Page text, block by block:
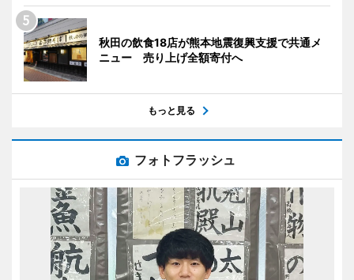
秋田の飲食18店が熊本地震復興支援で共通メ
ニュー 売り上げ全額寄付へ
もっと見る
フォトフラッシュ